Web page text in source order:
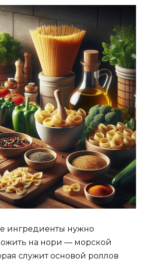
ингредиенты нужно
на нори — морской
служит основой роллов